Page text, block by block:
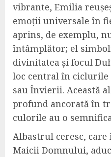
vibrante, Emilia
emoții universale în
aprins, de exemplu,
întâmplător; el
divinitatea și focul
loc central în ciclurile
sau Învierii. Această
profund ancorată în
culorile au o
Albastrul ceresc,
Maicii Domnului,